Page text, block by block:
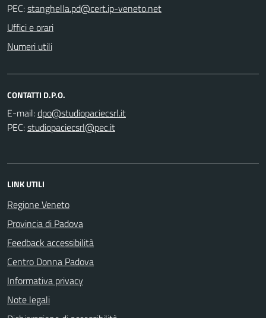
PEC:
Uffici e orari
Numeri utili
CONTATTI D.P.O.
E-mail:
PEC:
LINK UTILI
Regione Veneto
Provincia di Padova
Feedback accessibilità
Centro Donna Padova
Informativa privacy
Note legali